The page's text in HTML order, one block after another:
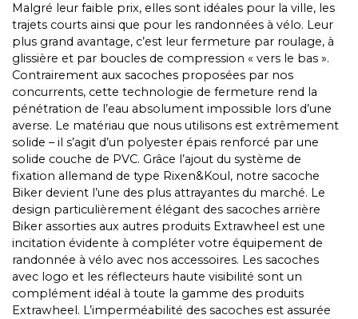
Malgré leur faible prix, elles sont idéales pour la ville, les
trajets courts ainsi que pour les randonnées à vélo. Leur
plus grand avantage, c’est leur fermeture par roulage, à
glissière et par boucles de compression « vers le bas ».
Contrairement aux sacoches proposées par nos
concurrents, cette technologie de fermeture rend la
pénétration de l’eau absolument impossible lors d’une
averse. Le matériau que nous utilisons est extrêmement
solide – il s’agit d’un polyester épais renforcé par une
solide couche de PVC. Grâce l’ajout du système de
fixation allemand de type Rixen&Koul, notre sacoche
Biker devient l’une des plus attrayantes du marché. Le
design particulièrement élégant des sacoches arrière
Biker assorties aux autres produits Extrawheel est une
incitation évidente à compléter votre équipement de
randonnée à vélo avec nos accessoires. Les sacoches
avec logo et les réflecteurs haute visibilité sont un
complément idéal à toute la gamme des produits
Extrawheel. L’imperméabilité des sacoches est assurée